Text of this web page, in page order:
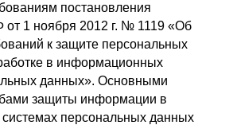
постановления
от 1 ноября 2012 г. № 1119 «Об
к защите персональных
в информационных
данных». Основными
защиты информации в
персональных данных